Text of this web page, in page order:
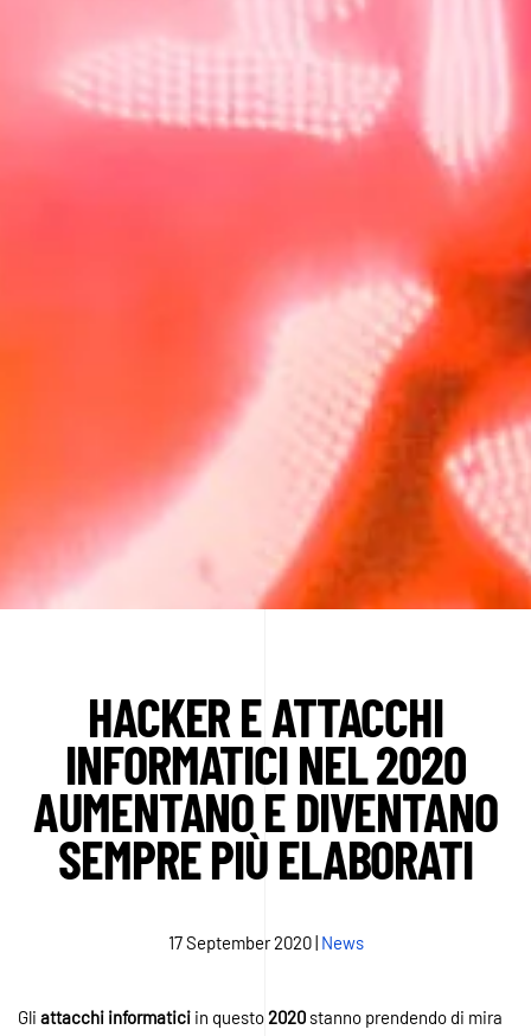
HACKER E ATTACCHI
INFORMATICI NEL 2020
AUMENTANO E DIVENTANO
SEMPRE PIÙ ELABORATI
17 September 2020| News
Gli attacchi informatici in questo2020 stanno prendendo di mira